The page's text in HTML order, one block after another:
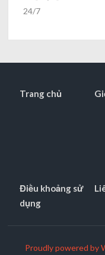
24/7
Trang chủ
Điều khoảng sử
dụng
Proudly powered by